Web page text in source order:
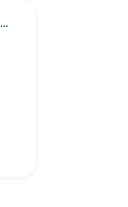
Attaché commercial (en biens de consommation auprès des entreprises, en biens d’équipement, export)